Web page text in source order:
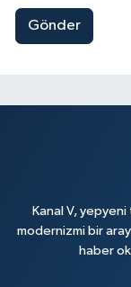
Gönder
Kanal V,
modernizmi bir
haber